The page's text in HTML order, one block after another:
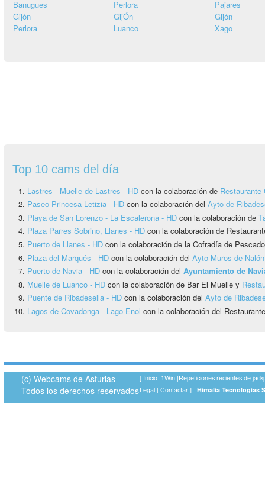
Banugues
Gijón
Perlora
Perlora
GijÓn
Luanco
Pajares
Gijón
Xago
Top 10 cams del día
Lastres - Muelle de Lastres - HD con la colaboración de
Paseo Princesa Letizia - HD con la colaboración del Ayto de
Playa de San Lorenzo - La Escalerona - HD con la colaboración de
Plaza Parres Sobrino, Llanes - HD con la colaboración de
Puerto de Llanes - HD con la colaboración de la Cofradía de
Plaza del Marqués - HD con la colaboración del Ayto Muros de Nalón
Puerto de Navia - HD con la colaboración del Ayuntamiento de
Muelle de Luanco - HD con la colaboración de Bar El Muelle y
Puente de Ribadesella - HD con la colaboración del Ayto de
Lagos de Covadonga - Lago Enol con la colaboración del
(c) Webcams de Asturias
Todos los derechos reservados
[ Inicio |1Win |Repeticiones recientes de
Legal | Contactar ] Himalia Tecnologías